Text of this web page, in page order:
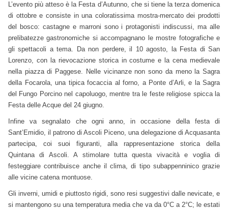
L’evento più atteso è la Festa d’Autunno, che si tiene la terza domenica
di ottobre e consiste in una coloratissima mostra-mercato dei prodotti
del bosco: castagne e marroni sono i protagonisti indiscussi, ma alle
prelibatezze gastronomiche si accompagnano le mostre fotografiche e
gli spettacoli a tema. Da non perdere, il 10 agosto, la Festa di San
Lorenzo, con la rievocazione storica in costume e la cena medievale
nella piazza di Paggese. Nelle vicinanze non sono da meno la Sagra
della Focarola, una tipica focaccia al forno, a Ponte d’Arli, e la Sagra
del Fungo Porcino nel capoluogo, mentre tra le feste religiose spicca la
Festa delle Acque del 24 giugno.
Infine va segnalato che ogni anno, in occasione della festa di
Sant’Emidio, il patrono di Ascoli Piceno, una delegazione di Acquasanta
partecipa, coi suoi figuranti, alla rappresentazione storica della
Quintana di Ascoli. A stimolare tutta questa vivacità e voglia di
festeggiare contribuisce anche il clima, di tipo subappenninico grazie
alle vicine catena montuose.
Gli inverni, umidi e piuttosto rigidi, sono resi suggestivi dalle nevicate, e
si mantengono su una temperatura media che va da 0°C a 2°C; le estati